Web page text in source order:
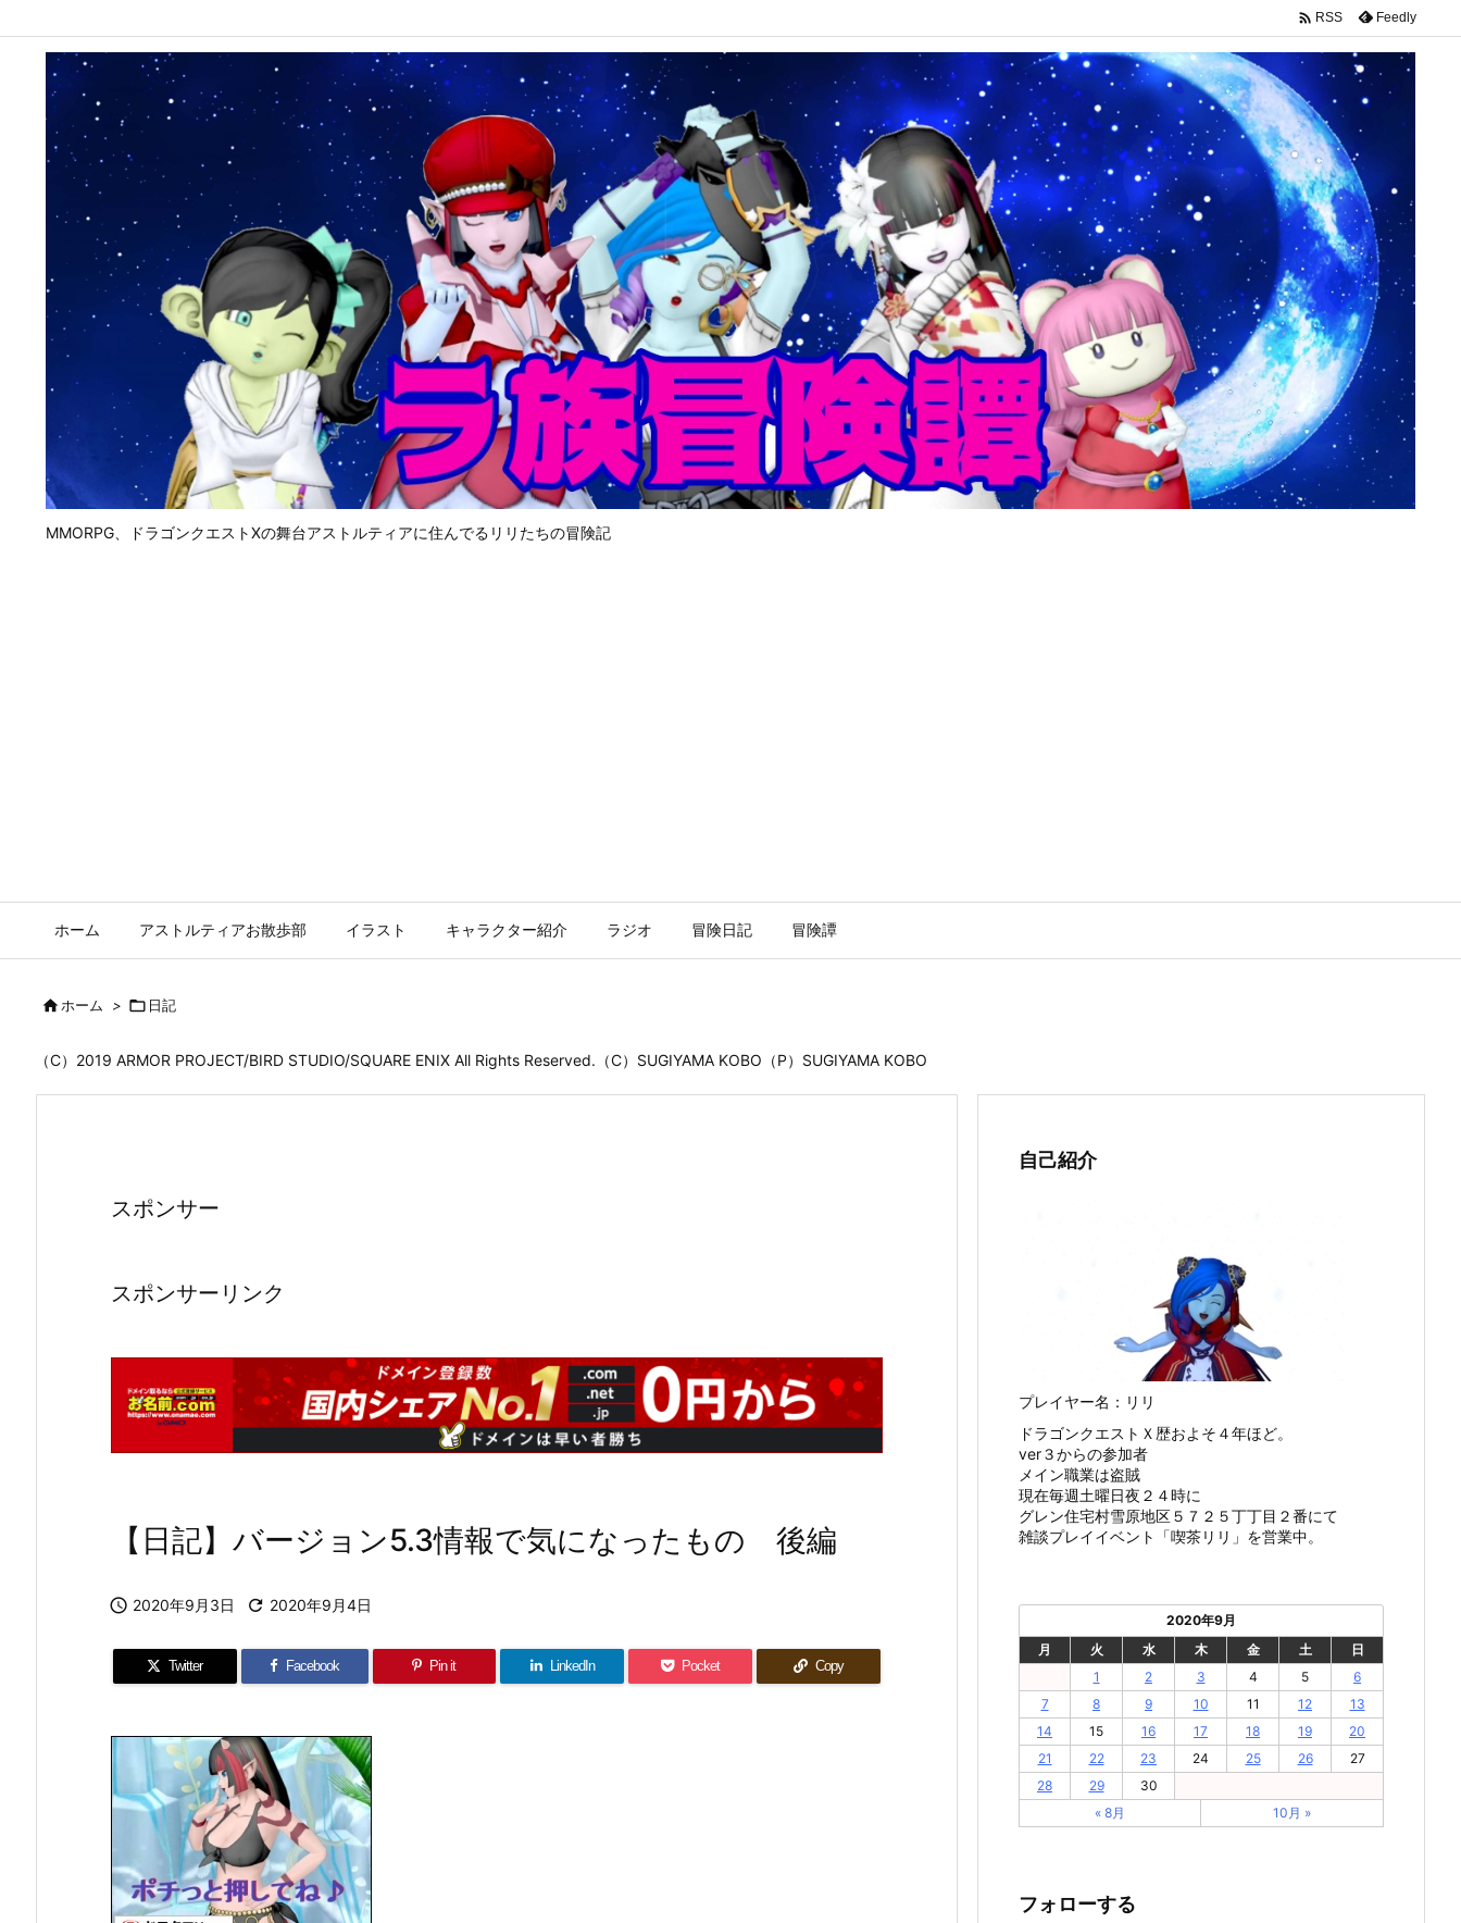
MMORPG、ドラゴンクエストⅩの舞台アストルティアに住んでるリリたちの冒険記
ホーム アストルティアお散歩部 イラスト キャラクター紹介 ラジオ 冒険日記 冒険譚
 RSS Feedly
ホーム >  日記
（C）2019 ARMOR PROJECT/BIRD STUDIO/SQUARE ENIX All Rights Reserved.（C）SUGIYAMA KOBO（P）SUGIYAMA KOBO
スポンサー
スポンサーリンク
【日記】バージョン5.3情報で気になったもの 後編
 2020年9月3日  2020年9月4日
Twitter Facebook Pin it LinkedIn Pocket Copy
自己紹介
プレイヤー名：リリ
ドラゴンクエストＸ歴およそ４年ほど。
ver３からの参加者
メイン職業は盗賊
現在毎週土曜日夜２４時に
グレン住宅村雪原地区５７２５丁丁目２番にて
雑談プレイイベント「喫茶リリ」を営業中。
2020年9月
月
火 水 木 金 土
日
1
2 3 4 5
6
7
8 9 10 11 12
13
14
15 16 17 18 19
20
21
22 23 24 25 26
27
28
29
30
« 8月
10月 »
フォローする